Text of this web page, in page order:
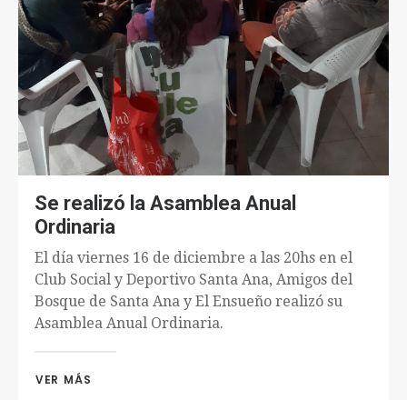
Se realizó la Asamblea Anual
Ordinaria
El día viernes 16 de diciembre a las 20hs en el
Club Social y Deportivo Santa Ana, Amigos del
Bosque de Santa Ana y El Ensueño realizó su
Asamblea Anual Ordinaria.
VER MÁS